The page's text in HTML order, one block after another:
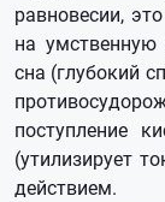
равновесии,
на
сна (глубокий
поступление
(утилизирует
действием.